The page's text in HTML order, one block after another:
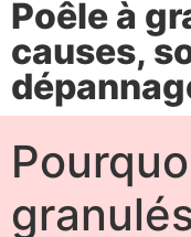
Poêle à
causes,